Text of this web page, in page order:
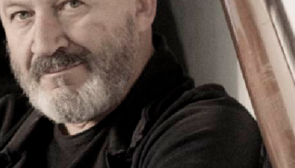
CHIODOGRAFIA
COMPLETA